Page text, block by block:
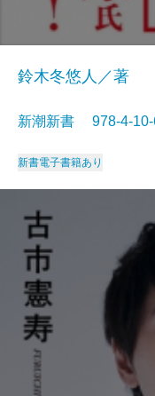
鈴木冬悠人／著
新潮新書 978-4-
新書電子書籍あり